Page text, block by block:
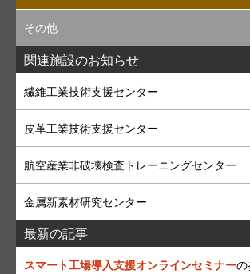
その他
関連施設のお知らせ
繊維工業技術支援センター
皮革工業技術支援センター
航空産業非破壊検査トレーニングセンター
金属新素材研究センター
最新の記事
スマート工場導入支援オンラインセミナー